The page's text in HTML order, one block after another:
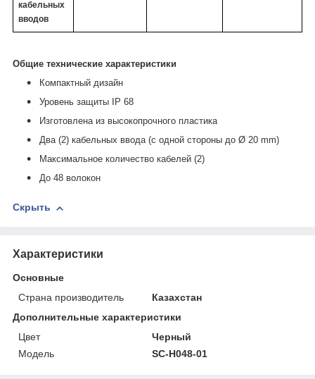
кабельных
вводов
Общие технические характеристики
Компактный дизайн
Уровень защиты IP 68
Изготовлена из высокопрочного пластика
Два (2) кабельных ввода (с одной стороны до Ø 20 mm)
Максимальное количество кабелей (2)
До 48 волокон
Скрыть
Характеристики
Основные
Страна производитель
Казахстан
Дополнительные характеристики
Цвет
Черный
Модель
SC-H048-01